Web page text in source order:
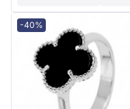
-40%